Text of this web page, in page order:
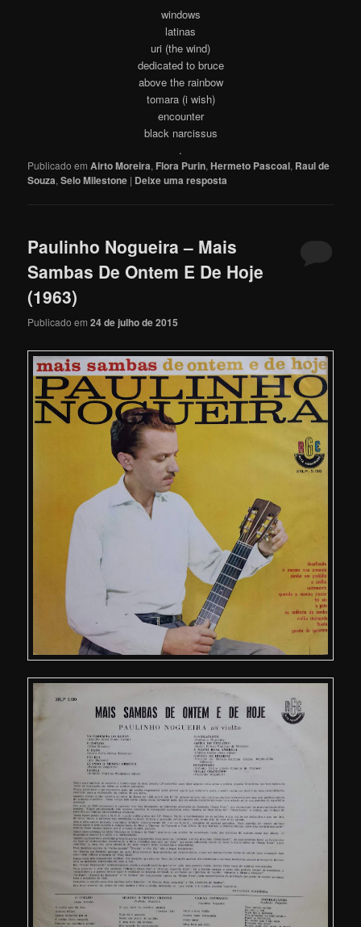
windows
latinas
uri (the wind)
dedicated to bruce
above the rainbow
tomara (i wish)
encounter
black narcissus
.
Publicado em Airto Moreira, Flora Purin,Hermeto Pascoal, Raul de
Souza,Selo Milestone | Deixe uma resposta
Paulinho Nogueira – Mais
Sambas De Ontem E De Hoje
(1963)
Publicado em24 de julho de 2015